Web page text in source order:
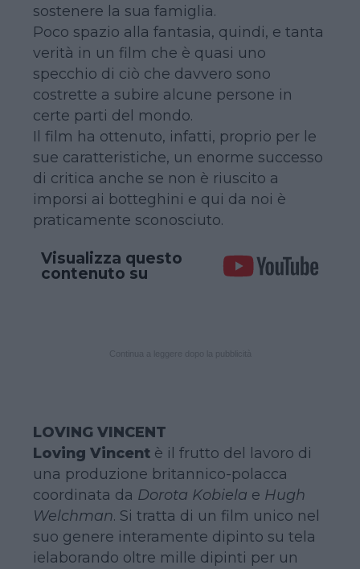
sostenere la sua famiglia.
Poco spazio alla fantasia, quindi, e tanta
verità in un film che è quasi uno
specchio di ciò che davvero sono
costrette a subire alcune persone in
certe parti del mondo.
Il film ha ottenuto, infatti, proprio per le
sue caratteristiche, un enorme successo
di critica anche se non è riuscito a
imporsi ai botteghini e qui da noi è
praticamente sconosciuto.
Visualizza questo
contenuto su
LOVING VINCENT
Loving Vincent è il frutto del lavoro di
una produzione britannico-polacca
coordinata da Dorota Kobiela e Hugh
Welchman. Si tratta di un film unico nel
suo genere interamente dipinto su tela
ielaborando oltre mille dipinti per un